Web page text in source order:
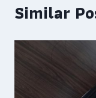
Similar